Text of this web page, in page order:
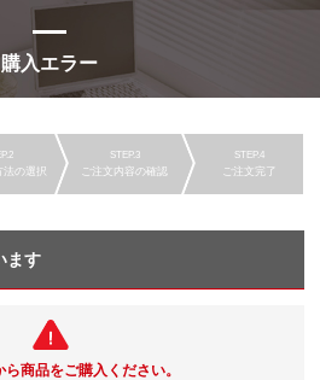
購入エラー
法の選択 ご注文内容の確認 ご注文完了
ます
商品をご購入ください。